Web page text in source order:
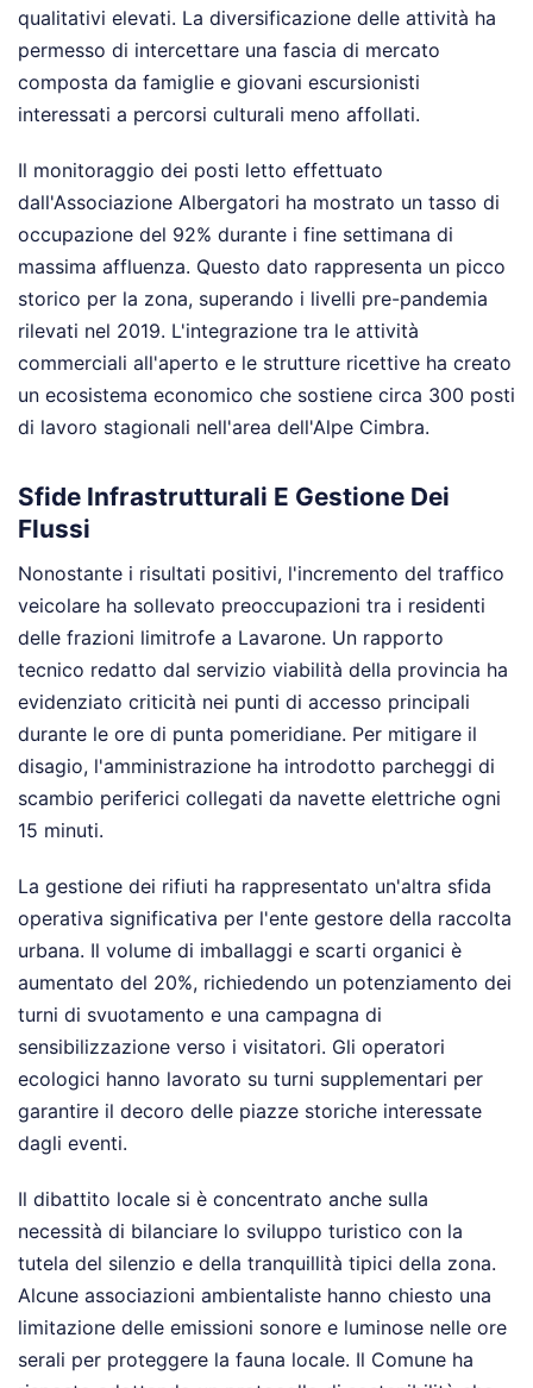
qualitativi elevati. La diversificazione delle attività ha
permesso di intercettare una fascia di mercato
composta da famiglie e giovani escursionisti
interessati a percorsi culturali meno affollati.
Il monitoraggio dei posti letto effettuato
dall'Associazione Albergatori ha mostrato un tasso di
occupazione del 92% durante i fine settimana di
massima affluenza. Questo dato rappresenta un picco
storico per la zona, superando i livelli pre-pandemia
rilevati nel 2019. L'integrazione tra le attività
commerciali all'aperto e le strutture ricettive ha creato
un ecosistema economico che sostiene circa 300 posti
di lavoro stagionali nell'area dell'Alpe Cimbra.
Sfide Infrastrutturali E Gestione Dei
Flussi
Nonostante i risultati positivi, l'incremento del traffico
veicolare ha sollevato preoccupazioni tra i residenti
delle frazioni limitrofe a Lavarone. Un rapporto
tecnico redatto dal servizio viabilità della provincia ha
evidenziato criticità nei punti di accesso principali
durante le ore di punta pomeridiane. Per mitigare il
disagio, l'amministrazione ha introdotto parcheggi di
scambio periferici collegati da navette elettriche ogni
15 minuti.
La gestione dei rifiuti ha rappresentato un'altra sfida
operativa significativa per l'ente gestore della raccolta
urbana. Il volume di imballaggi e scarti organici è
aumentato del 20%, richiedendo un potenziamento dei
turni di svuotamento e una campagna di
sensibilizzazione verso i visitatori. Gli operatori
ecologici hanno lavorato su turni supplementari per
garantire il decoro delle piazze storiche interessate
dagli eventi.
Il dibattito locale si è concentrato anche sulla
necessità di bilanciare lo sviluppo turistico con la
tutela del silenzio e della tranquillità tipici della zona.
Alcune associazioni ambientaliste hanno chiesto una
limitazione delle emissioni sonore e luminose nelle ore
serali per proteggere la fauna locale. Il Comune ha